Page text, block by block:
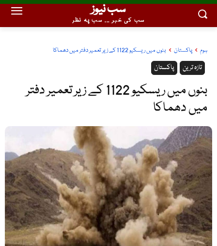
سب نیوز
سب کی خبر ... سب پہ نظر
ہوم پاکستان بنوں میں ریسکیو 1122 کے زیر تعمیر دفتر میں دھماکا
پاکستان تازہ ترین
بنوں میں ریسکیو 1122 کے زیر تعمیر دفتر
میں دھماکا